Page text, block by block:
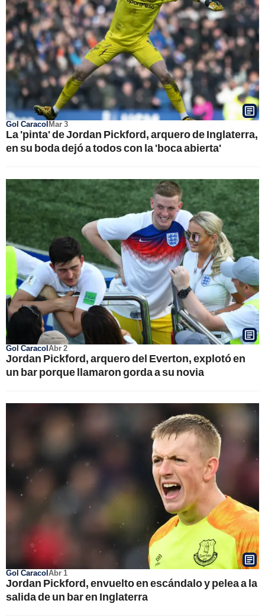
Gol CaracolMar 3
La 'pinta' de Jordan Pickford, arquero de Inglaterra,
en su boda dejó a todos con la 'boca abierta'
Gol CaracolAbr 2
Jordan Pickford, arquero del Everton, explotó en
un bar porque llamaron gorda a su novia
Gol CaracolAbr 1
Jordan Pickford, envuelto en escándalo y pelea a la
salida de un bar en Inglaterra